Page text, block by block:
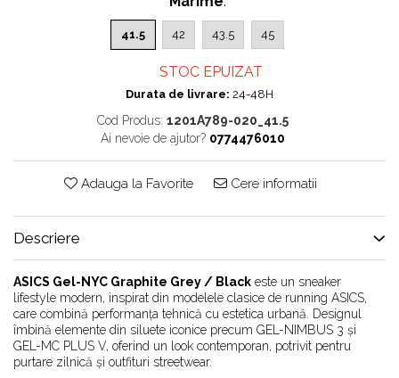
550
740
9060
Nike
Air Force
Air Max
41.5 42 43.5 45
STOC EPUIZAT
Durata de livrare: 24-48H
Cod Produs: 1201A789-020_41.5
Ai nevoie de ajutor? 0774476010
Adauga la Favorite Cere informatii
Descriere
ASICS Gel-NYC Graphite Grey / Black este un sneaker
lifestyle modern, inspirat din modelele clasice de running ASICS,
care combină performanța tehnică cu estetica urbană. Designul
îmbină elemente din siluete iconice precum GEL-NIMBUS 3 și
GEL-MC PLUS V, oferind un look contemporan, potrivit pentru
purtare zilnică și outfituri streetwear.